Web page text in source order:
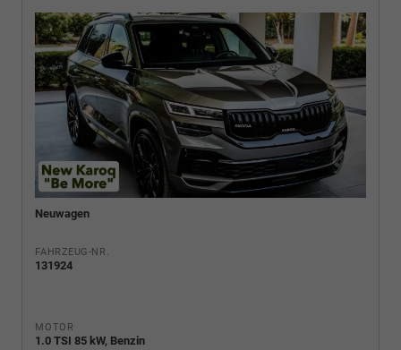
Neuwagen
FAHRZEUG-NR.
131924
MOTOR
1.0 TSI 85 kW, Benzin